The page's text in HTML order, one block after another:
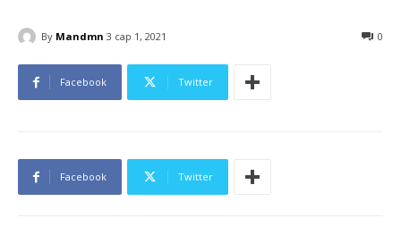
By Mandmn 3 сар 1, 2021 0
Facebook Twitter
Facebook Twitter